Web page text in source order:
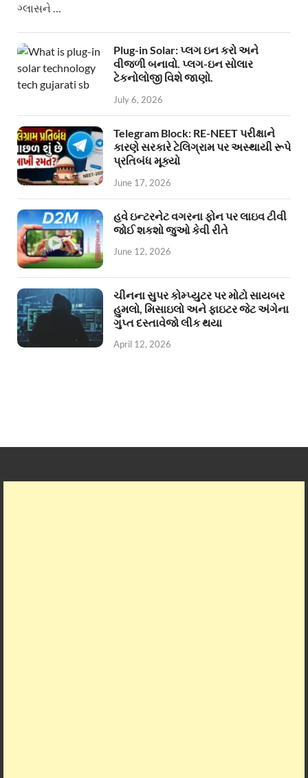
ગ્લાસને …
Plug-in Solar: પ્લગ ઇન કરો અને
વીજળી બનાવો. પ્લગ-ઇન સોલાર
ટેકનોલોજી વિશે જાણો.
July 6, 2026
Telegram Block: RE-NEET પરીક્ષાને
કારણે સરકારે ટેલિગ્રામ પર અસ્થાયી રૂપે
પ્રતિબંધ મૂક્યો
June 17, 2026
હવે ઇન્ટરનેટ વગરના ફોન પર લાઇવ ટીવી
જોઈ શકશો જુઓ કેવી રીતે
June 12, 2026
ચીનના સુપર કોમ્પ્યુટર પર મોટો સાયબર
હુમલો, મિસાઇલો અને ફાઇટર જેટ અંગેના
ગુપ્ત દસ્તાવેજો લીક થયા
April 12, 2026